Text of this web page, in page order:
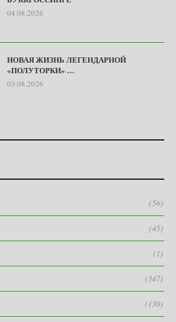
04.08.2026
НОВАЯ ЖИЗНЬ ЛЕГЕНДАРНОЙ
«ПОЛУТОРКИ» …
03.08.2026
(56)
(45)
(1)
(347)
(130)